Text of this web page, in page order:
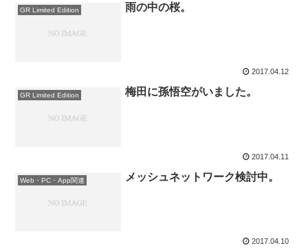
GR Limited Edition 雨の中の桜。
2017.04.12
GR Limited Edition 梅田に孫悟空がいました。
2017.04.11
Web・PC・App関連 メッシュネットワーク検討中。
2017.04.10